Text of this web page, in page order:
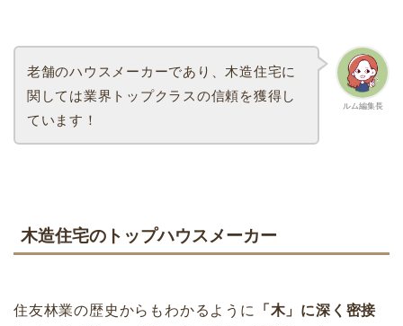
ルム編集長
老舗のハウスメーカーであり、木造住宅に
関しては業界トップクラスの信頼を獲得し
ています！
木造住宅のトップハウスメーカー
住友林業の歴史からもわかるように
「木」に深く密接